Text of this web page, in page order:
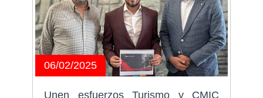
06/02/2025
Unen esfuerzos Turismo y CMIC